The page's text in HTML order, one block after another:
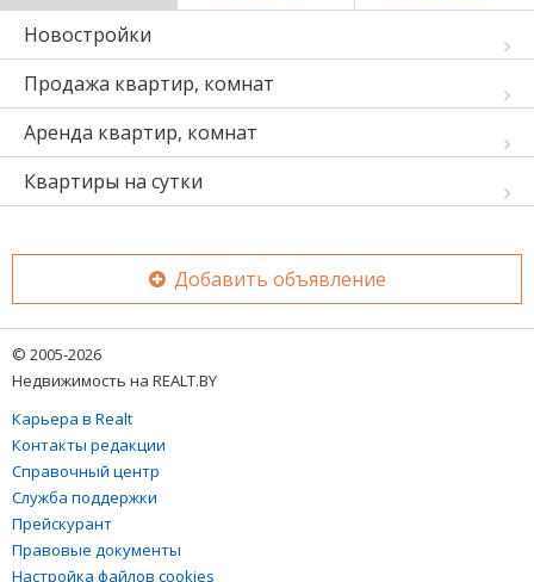
Новостройки
Продажа квартир, комнат
Аренда квартир, комнат
Квартиры на сутки
Добавить объявление
© 2005-2026
Недвижимость на REALT.BY
Карьера в Realt
Контакты редакции
Справочный центр
Служба поддержки
Прейскурант
Правовые документы
Настройка файлов cookies